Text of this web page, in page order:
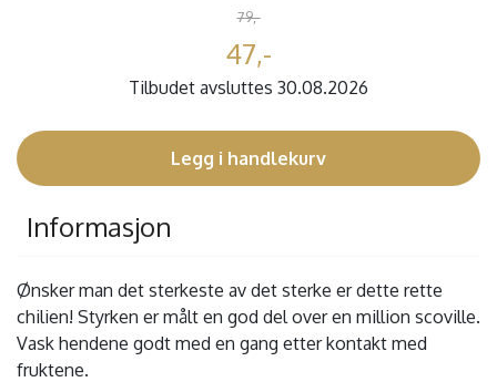
79,-
47,-
Tilbudet avsluttes 30.08.2026
Legg i handlekurv
Informasjon
Ønsker man det sterkeste av det sterke er dette rette
chilien! Styrken er målt en god del over en million scoville.
Vask hendene godt med en gang etter kontakt med
fruktene.